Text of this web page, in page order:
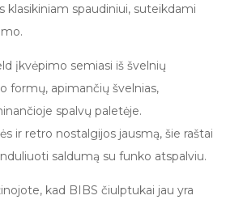
klasikiniam spaudiniui, suteikdami
įkvėpimo semiasi iš švelnių
formų, apimančių švelnias,
spalvų paletėje.
ir retro nostalgijos jausmą, šie raštai
saldumą su funko atspalviu.
kad BIBS čiulptukai jau yra